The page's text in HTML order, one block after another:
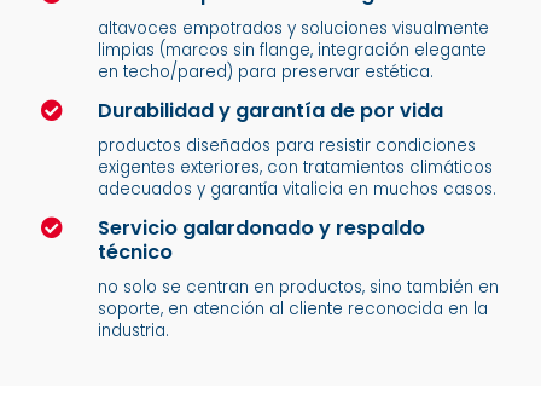
altavoces empotrados y soluciones visualmente
limpias (marcos sin flange, integración elegante
en techo/pared) para preservar estética.
 Durabilidad y garantía de por vida
productos diseñados para resistir condiciones
exigentes exteriores, con tratamientos climáticos
adecuados y garantía vitalicia en muchos casos.

Servicio galardonado y respaldo
técnico
no solo se centran en productos, sino también en
soporte, en atención al cliente reconocida en la
industria.